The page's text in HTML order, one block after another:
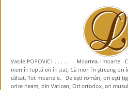
Vasile POPOVICI . . . . . . . Moartea-i moarte
mori în luptă ori în pat, Că mori în ştreang ori
călcat, Tot moarte e. De eşti român, ori eşti
orice neam, din Vatican, Ori ortodox, ori